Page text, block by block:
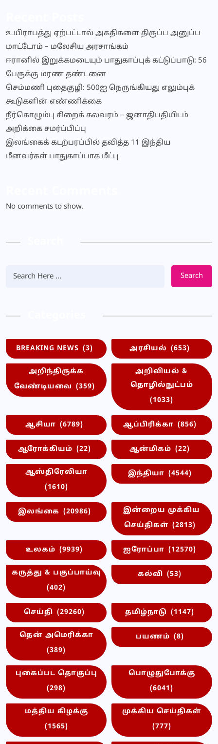
உயிராபத்து ஏற்பட்டால் அகதிகளை திருப்ப அனுப்ப
மாட்டோம் – மலேசிய அரசாங்கம்
ஈரானில் இறுக்கமடையும் பாதுகாப்புக் கட்டுப்பாடு: 56
பேருக்கு மரண தண்டனை
செம்மணி புதைகுழி: 500ஐ நெருங்கியது எலும்புக்
கூடுகளின் எண்ணிக்கை
நீர்கொழும்பு சிறைக் கலவரம் – ஜனாதிபதியிடம்
அறிக்கை சமர்ப்பிப்பு
இலங்கைக் கடற்பரப்பில் தவித்த 11 இந்திய
மீனவர்கள் பாதுகாப்பாக மீட்பு
No comments to show.
Search
BREAKING NEWS (3) அரசியல் (653)
அறிந்திருக்க
வேண்டியவை (359)
அறிவியல் &
தொழில்நுட்பம்
(1033)
ஆசியா (6789) ஆப்பிரிக்கா (856)
ஆரோக்கியம் (22) ஆன்மிகம் (22)
ஆஸ்திரேலியா
(1610)
இந்தியா (4544)
இலங்கை (20986)
இன்றைய முக்கிய
செய்திகள் (2813)
உலகம் (9939) ஐரோப்பா (12570)
கருத்து & பகுப்பாய்வு
(402)
கல்வி (53)
செய்தி (29260) தமிழ்நாடு (1147)
தென் அமெரிக்கா
(389)
பயணம் (8)
புகைப்பட தொகுப்பு
(298)
பொழுதுபோக்கு
(6041)
மத்திய கிழக்கு
(1565)
முக்கிய செய்திகள்
(777)